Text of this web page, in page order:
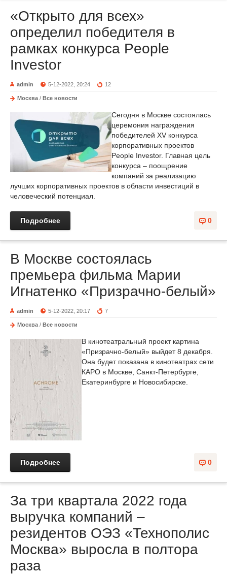
«Открыто для всех»
определил победителя в
рамках конкурса People
Investor
admin 5-12-2022, 20:24 12
Москва / Все новости
Сегодня в Москве состоялась
церемония награждения
победителей XV конкурса
корпоративных проектов
People Investor. Главная цель
конкурса – поощрение
компаний за реализацию
лучших корпоративных проектов в области инвестиций в
человеческий потенциал.
0
Подробнее
В Москве состоялась
премьера фильма Марии
Игнатенко «Призрачно-белый»
admin 5-12-2022, 20:17 7
Москва / Все новости
В кинотеатральный проект картина
«Призрачно-белый» выйдет 8 декабря.
Она будет показана в кинотеатрах сети
КАРО в Москве, Санкт-Петербурге,
Екатеринбурге и Новосибирске.
0
Подробнее
За три квартала 2022 года
выручка компаний –
резидентов ОЭЗ «Технополис
Москва» выросла в полтора
раза